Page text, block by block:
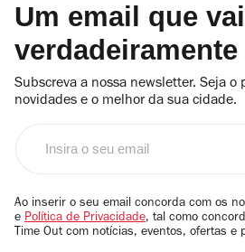
Um email que
verdadeiramente
Subscreva a nossa newsletter. Seja o
novidades e o melhor da sua cidade.
email
Ao inserir o seu email concorda com os
e Política de Privacidade, tal como
Time Out com notícias, eventos, ofertas e